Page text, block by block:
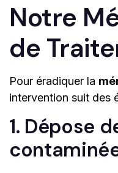
Notre
de
Pour éradiquer la
intervention suit des
1. Dépose